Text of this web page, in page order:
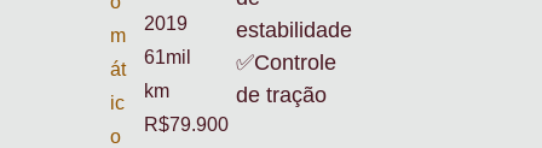
m
át
ic
o
2019
61mil
km
R$79.900
estabilidade
✅Controle
de tração